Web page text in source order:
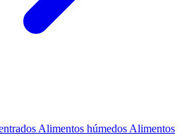
Alimentos húmedos Alimentos